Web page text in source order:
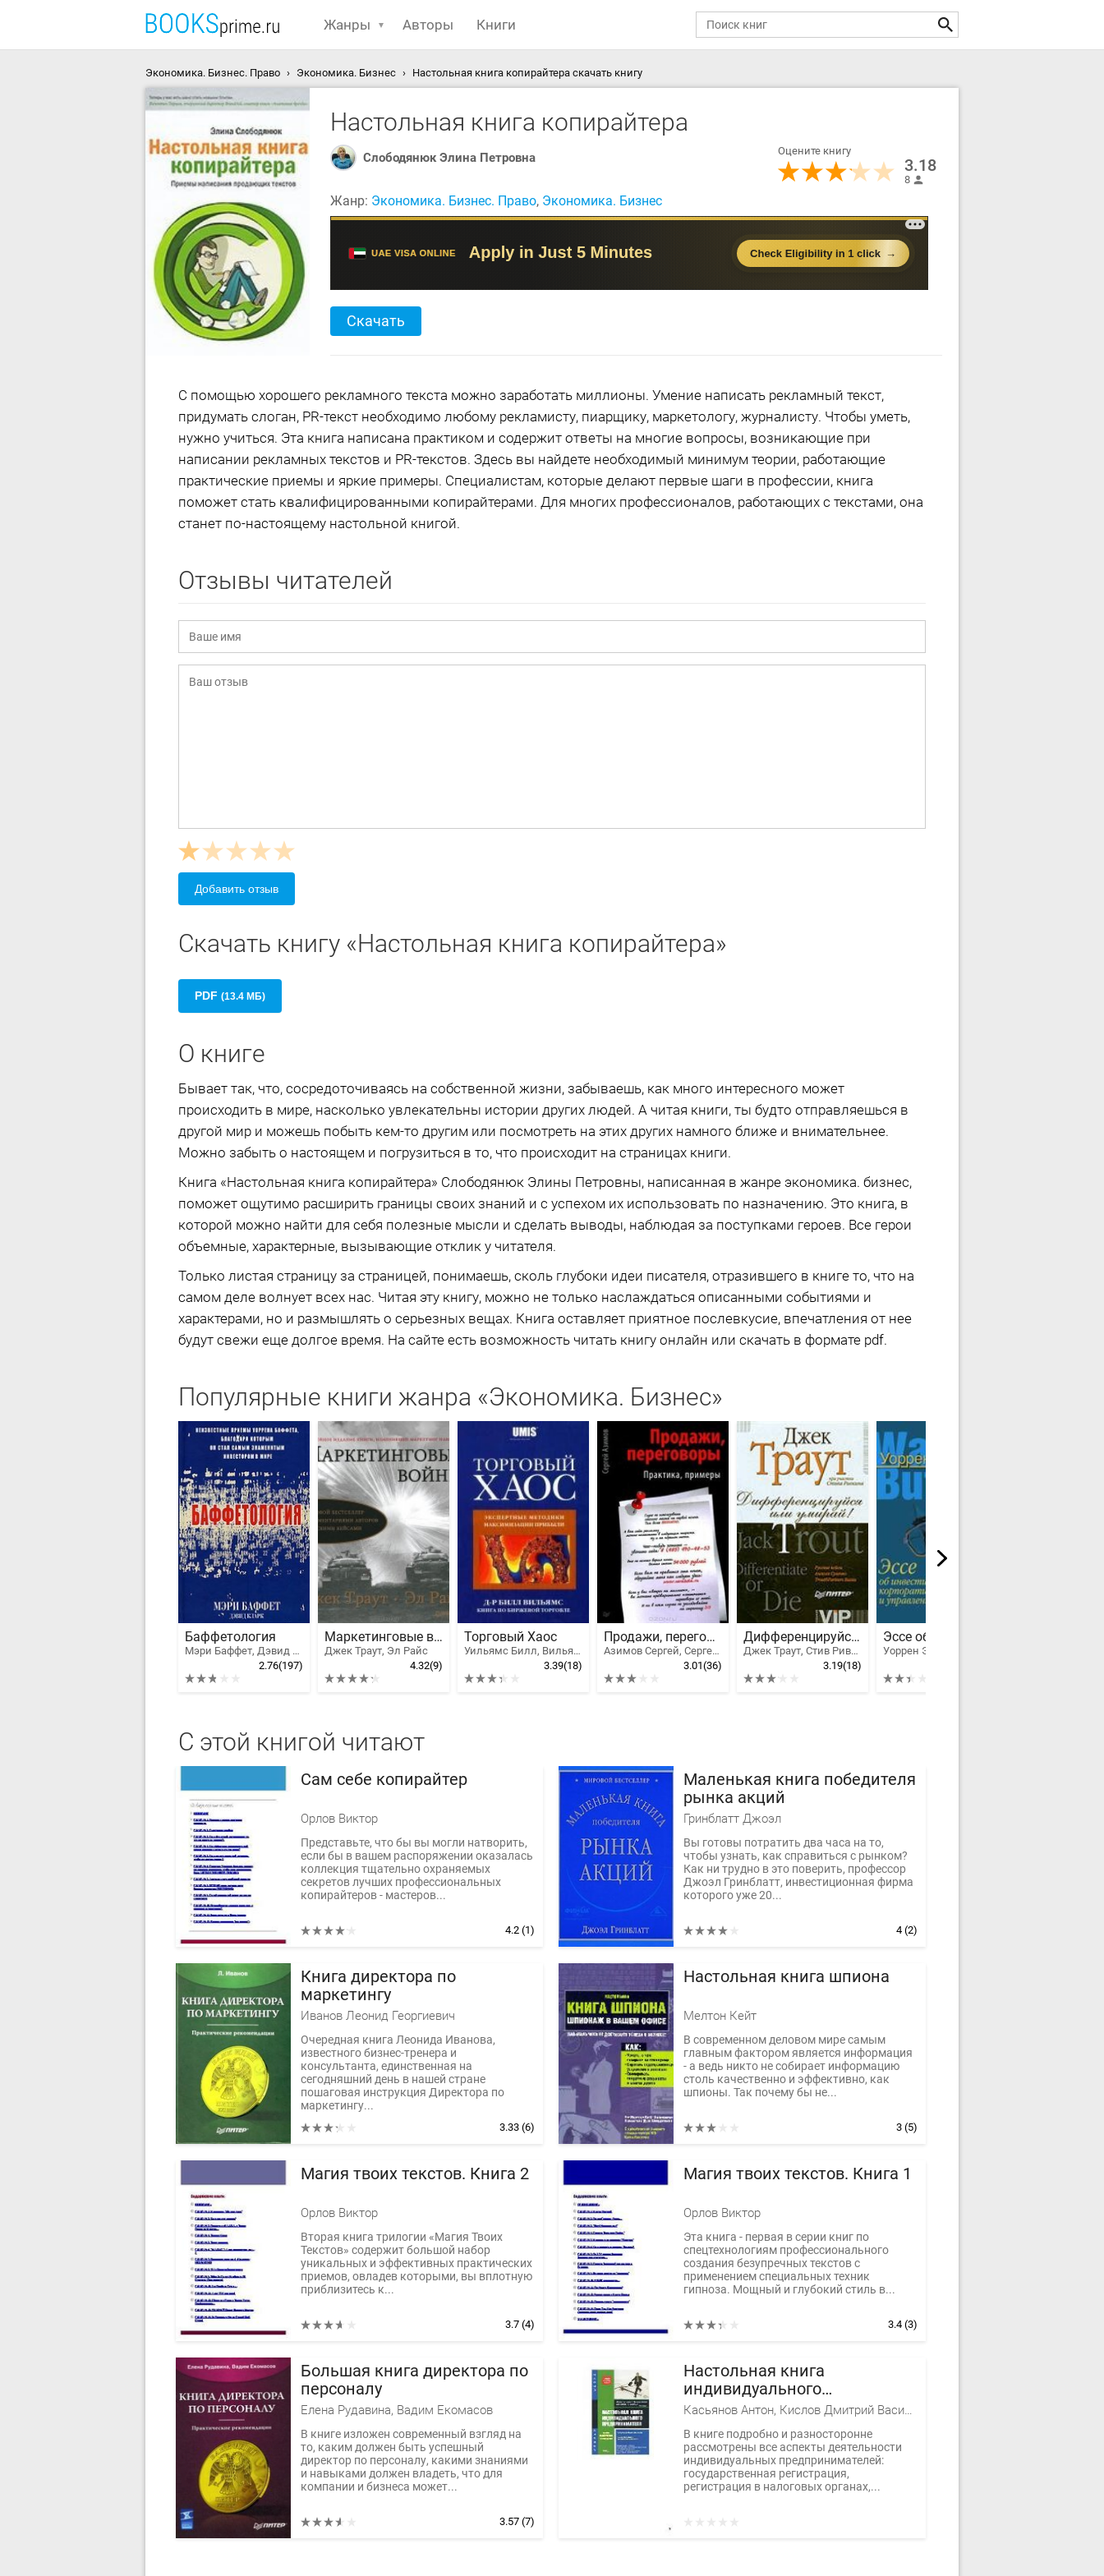
Жанры Авторы Книги
Экономика. Бизнес. Право Экономика. Бизнес Настольная книга копирайтера скачать книгу
Настольная книга копирайтера
Слободянюк Элина Петровна Оцените книгу
3.18
8
Жанр: Экономика. Бизнес. Право, Экономика. Бизнес
Скачать
С помощью хорошего рекламного текста можно заработать миллионы. Умение написать рекламный текст,
придумать слоган, PR-текст необходимо любому рекламисту, пиарщику, маркетологу, журналисту. Чтобы уметь,
нужно учиться. Эта книга написана практиком и содержит ответы на многие вопросы, возникающие при
написании рекламных текстов и PR-текстов. Здесь вы найдете необходимый минимум теории, работающие
практические приемы и яркие примеры. Специалистам, которые делают первые шаги в профессии, книга
поможет стать квалифицированными копирайтерами. Для многих профессионалов, работающих с текстами, она
станет по-настоящему настольной книгой.
Отзывы читателей
Добавить отзыв
Скачать книгу «Настольная книга копирайтера»
PDF (13.4 МБ)
О книге
Бывает так, что, сосредоточиваясь на собственной жизни, забываешь, как много интересного может
происходить в мире, насколько увлекательны истории других людей. А читая книги, ты будто отправляешься в
другой мир и можешь побыть кем-то другим или посмотреть на этих других намного ближе и внимательнее.
Можно забыть о настоящем и погрузиться в то, что происходит на страницах книги.
Книга «Настольная книга копирайтера» Слободянюк Элины Петровны, написанная в жанре экономика. бизнес,
поможет ощутимо расширить границы своих знаний и с успехом их использовать по назначению. Это книга, в
которой можно найти для себя полезные мысли и сделать выводы, наблюдая за поступками героев. Все герои
объемные, характерные, вызывающие отклик у читателя.
Только листая страницу за страницей, понимаешь, сколь глубоки идеи писателя, отразившего в книге то, что на
самом деле волнует всех нас. Читая эту книгу, можно не только наслаждаться описанными событиями и
характерами, но и размышлять о серьезных вещах. Книга оставляет приятное послевкусие, впечатления от нее
будут свежи еще долгое время. На сайте есть возможность читать книгу онлайн или скачать в формате pdf.
Популярные книги жанра «Экономика. Бизнес»
Баффетология
Мэри Баффет, Дэвид Кларк
2.76(197)
Маркетинговые войны
Джек Траут, Эл Райс
4.32(9)
Торговый Хаос
Уильямс Билл, Вильямс Билл, Грегори-Вильямс Джастин
3.39(18)
Продажи, переговоры
Азимов Сергей, Сергей Азимов
3.01(36)
Дифференцируйся или умирай!
Джек Траут, Стив Ривкин
3.19(18)
Уоррен Э. Баффетт
С этой книгой читают
Сам себе копирайтер
Орлов Виктор
Представьте, что бы вы могли натворить,
если бы в вашем распоряжении оказалась
коллекция тщательно охраняемых
секретов лучших профессиональных
копирайтеров - мастеров...
4.2 (1)
Маленькая книга победителя
рынка акций
Гринблатт Джоэл
Вы готовы потратить два часа на то,
чтобы узнать, как справиться с рынком?
Как ни трудно в это поверить, профессор
Джоэл Гринблатт, инвестиционная фирма
которого уже 20...
4(2)
Книга директора по
маркетингу
Иванов Леонид Георгиевич
Очередная книга Леонида Иванова,
известного бизнес-тренера и
консультанта, единственная на
сегодняшний день в нашей стране
пошаговая инструкция Директора по
маркетингу...
3.33 (6)
Настольная книга шпиона
Мелтон Кейт
В современном деловом мире самым
главным фактором является информация
- а ведь никто не собирает информацию
столь качественно и эффективно, как
шпионы. Так почему бы не...
3(5)
Магия твоих текстов. Книга 2
Орлов Виктор
Вторая книга трилогии «Магия Твоих
Текстов» содержит большой набор
уникальных и эффективных практических
приемов, овладев которыми, вы вплотную
приблизитесь к...
3.7 (4)
Магия твоих текстов. Книга 1
Орлов Виктор
Эта книга - первая в серии книг по
спецтехнологиям профессионального
создания безупречных текстов с
применением специальных техник
гипноза. Мощный и глубокий стиль в...
3.4(3)
Большая книга директора по
персоналу
Елена Рудавина, Вадим Екомасов
В книге изложен современный взгляд на
то, каким должен быть успешный
директор по персоналу, какими знаниями
и навыками должен владеть, что для
компании и бизнеса может...
3.57 (7)
Настольная книга
индивидуального
предпринимателя
Касьянов Антон, Кислов Дмитрий Васильевич, Курбангалеева Оксана
В книге подробно и разносторонне
рассмотрены все аспекты деятельности
индивидуальных предпринимателей:
государственная регистрация,
регистрация в налоговых органах,...